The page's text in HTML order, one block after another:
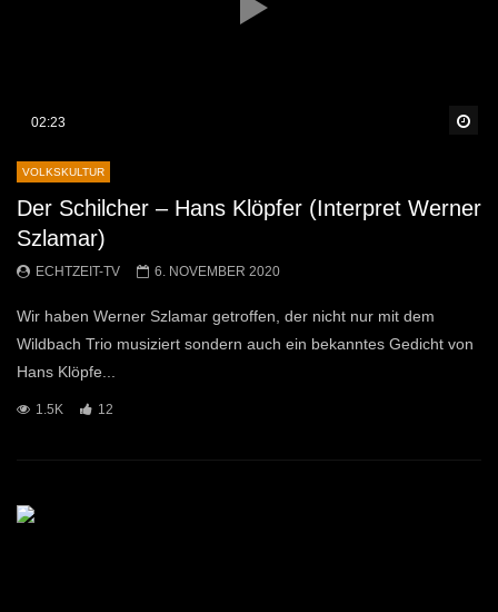
02:23
VOLKSKULTUR
Der Schilcher – Hans Klöpfer (Interpret Werner
Szlamar)
ECHTZEIT-TV 6. NOVEMBER 2020
Wir haben Werner Szlamar getroffen, der nicht nur mit dem
Wildbach Trio musiziert sondern auch ein bekanntes Gedicht von
Hans Klöpfe...
1.5K 12